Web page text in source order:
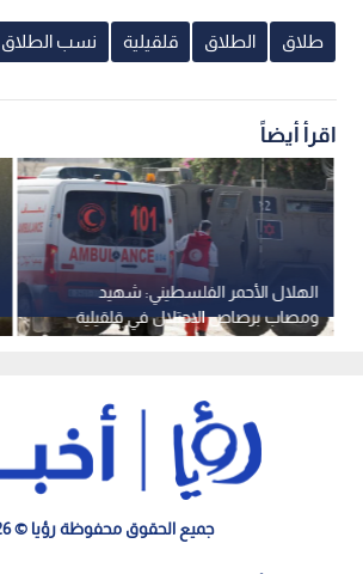
طلاق الطلاق قلقيلية نسب الطلاق
اقرأ أيضاً
الهلال الأحمر الفلسطيني: شهيد
ومصاب برصاص الاحتلال في قلقيلية
جميع الحقوق محفوظة رؤيا © 2026